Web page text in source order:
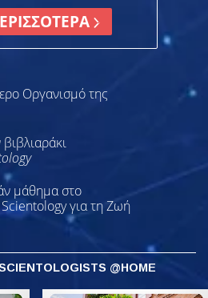
Οργανισμό της
μάθημα στο
Scientology για τη Ζωή
@HOME